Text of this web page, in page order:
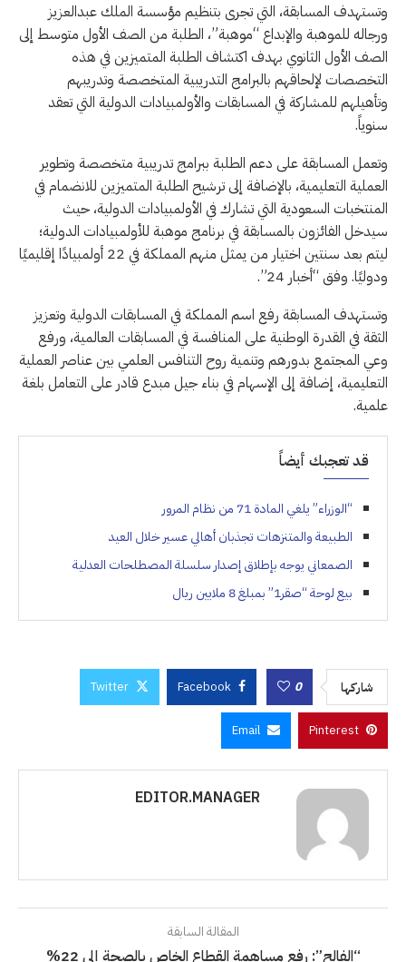
وتستهدف المسابقة، التي تجرى بتنظيم مؤسسة الملك عبدالعزيز
ورجاله للموهبة والإبداع “موهبة”، الطلبة من الصف الأول متوسط إلى
الصف الأول الثانوي بهدف اكتشاف الطلبة المتميزين في هذه
التخصصات لإلحاقهم بالبرامج التدريبية المتخصصة وتدريبهم
وتأهيلهم للمشاركة في المسابقات والأولمبيادات الدولية التي تعقد
سنوياً.
وتعمل المسابقة على دعم الطلبة ببرامج تدريبية متخصصة وتطوير
العملية التعليمية، بالإضافة إلى ترشيح الطلبة المتميزين للانضمام في
المنتخبات السعودية التي تشارك في الأولمبيادات الدولية، حيث
سيدخل الفائزون بالمسابقة في برنامج موهبة للأولمبيادات الدولية؛
ليتم بعد سنتين اختيار من يمثل منهم المملكة في 22 أولمبيادًا إقليميًا
ودوليًا. وفق “أخبار 24”.
وتستهدف المسابقة رفع اسم المملكة في المسابقات الدولية وتعزيز
الثقة في القدرة الوطنية على المنافسة في المسابقات العالمية، ورفع
وعي المجتمع بدورهم وتنمية روح التنافس العلمي بين عناصر العملية
التعليمية، إضافة إلى الإسهام في بناء جيل مبدع قادر على التعامل بلغة
علمية.
قد تعجبك أيضاً
“الوزراء” يلغي المادة 71 من نظام المرور
الطبيعة والمتنزهات تجذبان أهالي عسير خلال العيد
الصمعاني يوجه بإطلاق إصدار سلسلة المصطلحات العدلية
بيع لوحة “صقر1” بمبلغ 8 ملايين ريال
شاركها 0
Facebook
Twitter
Pinterest
Email
EDITOR.MANAGER
المقالة السابقة
“الفالح”: رفع مساهمة القطاع الخاص بالصحة إلى 22%